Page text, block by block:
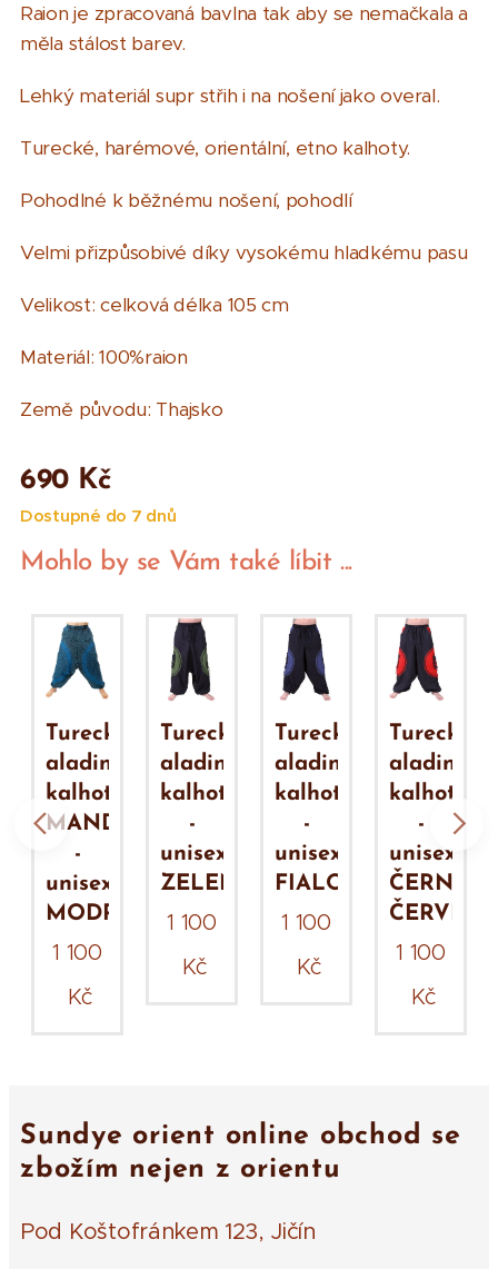
Raion je zpracovaná bavlna tak aby se nemačkala a
měla stálost barev.
Lehký materiál supr střih i na nošení jako overal.
Turecké, harémové, orientální, etno kalhoty.
Pohodlné k běžnému nošení, pohodlí
Velmi přizpůsobivé díky vysokému hladkému pasu
Velikost: celková délka 105 cm
Materiál: 100%raion
Země původu: Thajsko
690 Kč
Dostupné do 7 dnů
Mohlo by se Vám také líbit ...
Turecké,
aladinky
kalhoty
MANDALA
-
unisex
MODRÉ
1 100
Kč
Turecké,
aladinky
kalhoty
-
unisex
ZELENÉ
1 100
Kč
Turecké,
aladinky
kalhoty
-
unisex
FIALOVÉ
1 100
Kč
Turecké,
aladinky
kalhoty
-
unisex
ČERNO
ČERVENÉ
1 100
Kč
Sundye orient online obchod se
zbožím nejen z orientu
Pod Koštofránkem 123, Jičín